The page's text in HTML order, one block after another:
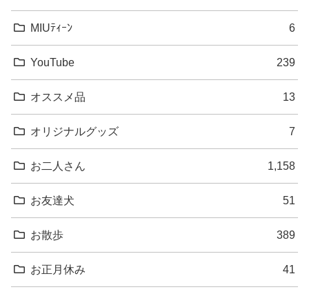
MIUﾃｨｰﾝ 6
YouTube 239
オススメ品 13
オリジナルグッズ 7
お二人さん 1,158
お友達犬 51
お散歩 389
お正月休み 41